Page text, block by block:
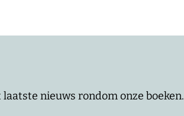
nieuws rondom onze boeken.